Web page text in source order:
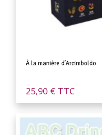
À la manière d’Arcimboldo
25,90 € TTC